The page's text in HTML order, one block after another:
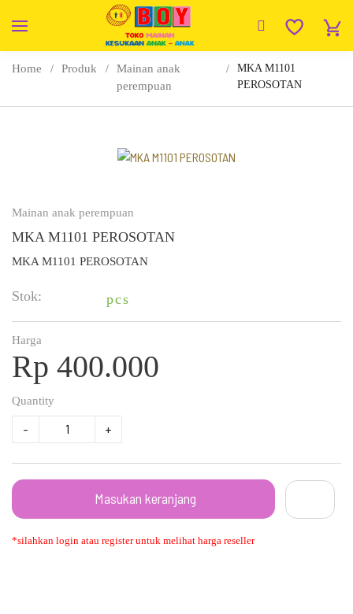
Home Produk
Mainan anak
perempuan
MKA M1101
PEROSOTAN
Mainan anak perempuan
MKA M1101 PEROSOTAN
MKA M1101 PEROSOTAN
Stok: pcs
Harga
Rp 400.000
Quantity
- +
Masukan keranjang
*silahkan login atau register untuk melihat harga reseller